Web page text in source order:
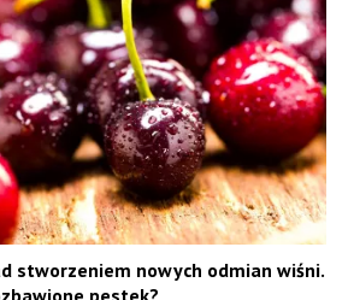
stworzeniem nowych odmian wiśni.
pestek?